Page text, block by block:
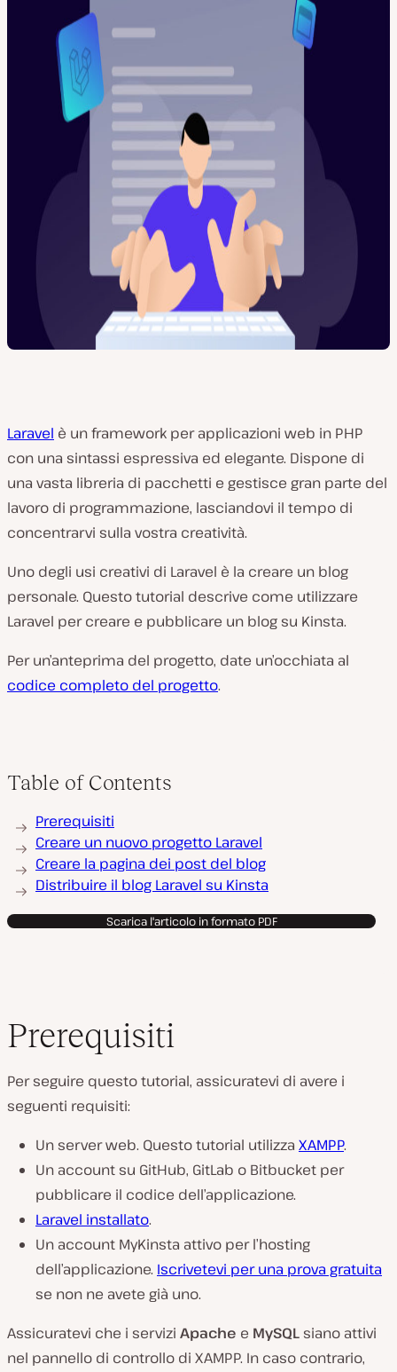
Laravel è un framework per applicazioni web in PHP
con una sintassi espressiva ed elegante. Dispone di
una vasta libreria di pacchetti e gestisce gran parte del
lavoro di programmazione, lasciandovi il tempo di
concentrarvi sulla vostra creatività.
Uno degli usi creativi di Laravel è la creare un blog
personale. Questo tutorial descrive come utilizzare
Laravel per creare e pubblicare un blog su Kinsta.
Per un’anteprima del progetto, date un’occhiata al
codice completo del progetto.
Table of Contents
Prerequisiti
Creare un nuovo progetto Laravel
Creare la pagina dei post del blog
Distribuire il blog Laravel su Kinsta
Scarica l'articolo in formato PDF
Prerequisiti
Per seguire questo tutorial, assicuratevi di avere i
seguenti requisiti:
Un server web. Questo tutorial utilizza XAMPP.
Un account su GitHub, GitLab o Bitbucket per
pubblicare il codice dell’applicazione.
Laravel installato.
Un account MyKinsta attivo per l’hosting
dell’applicazione. Iscrivetevi per una prova gratuita
se non ne avete già uno.
Assicuratevi che i servizi Apache e MySQL siano attivi
nel pannello di controllo di XAMPP. In caso contrario,